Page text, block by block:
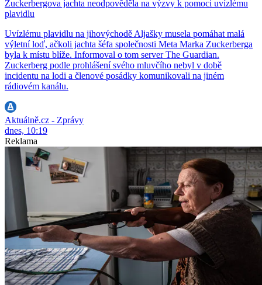
Zuckerbergova jachta neodpověděla na výzvy k pomoci uvízlému
plavidlu
Uvízlému plavidlu na jihovýchodě Aljašky musela pomáhat malá
výletní loď, ačkoli jachta šéfa společnosti Meta Marka Zuckerberga
byla k místu blíže. Informoval o tom server The Guardian.
Zuckerberg podle prohlášení svého mluvčího nebyl v době
incidentu na lodi a členové posádky komunikovali na jiném
rádiovém kanálu.
Aktuálně.cz - Zprávy
dnes, 10:19
Reklama